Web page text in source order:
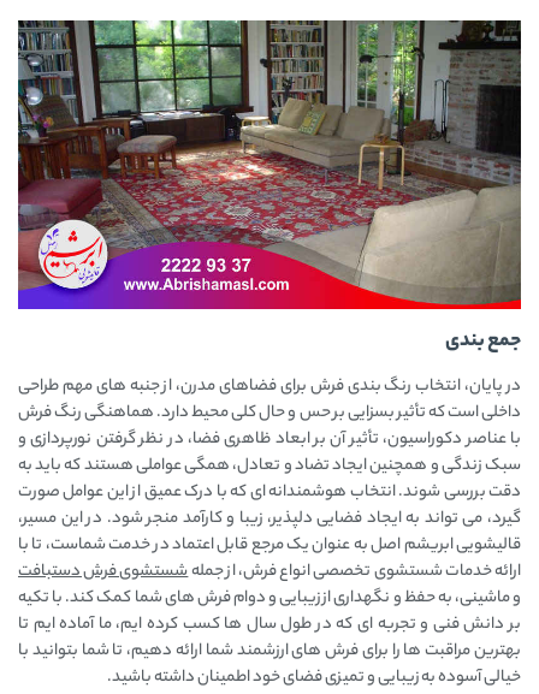
جمع بندی
در پایان، انتخاب رنگ بندی فرش برای فضاهای مدرن، از جنبه ‌های مهم طراحی
داخلی است که تأثیر بسزایی بر حس و حال کلی محیط دارد. هماهنگی رنگ فرش
با عناصر دکوراسیون، تأثیر آن بر ابعاد ظاهری فضا، در نظر گرفتن نورپردازی و
سبک زندگی و همچنین ایجاد تضاد و تعادل، همگی عواملی هستند که باید به
دقت بررسی شوند. انتخاب هوشمندانه ‌ای که با درک عمیق از این عوامل صورت
گیرد، می‌ تواند به ایجاد فضایی دلپذیر، زیبا و کارآمد منجر شود. در این مسیر،
قالیشویی ابریشم اصل به عنوان یک مرجع قابل اعتماد در خدمت شماست، تا با
ارائه خدمات شستشوی تخصصی انواع فرش، از جملهشستشوی فرش دستبافت
و ماشینی، به حفظ و نگهداری از زیبایی و دوام فرش ‌های شما کمک کند. با تکیه
بر دانش فنی و تجربه ‌ای که در طول سال‌ ها کسب کرده‌ ایم، ما آماده‌ ایم تا
بهترین مراقبت‌ ها را برای فرش ‌های ارزشمند شما ارائه دهیم، تا شما بتوانید با
خیالی آسوده به زیبایی و تمیزی فضای خود اطمینان داشته باشید.